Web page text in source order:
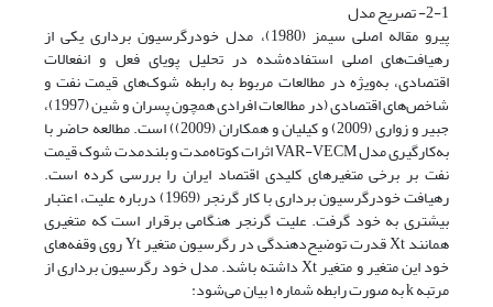
2-1- تصریح مدل
پیرو مقاله اصلی سیمز (1980)، مدل خودرگرسیون برداری یکی از
رهیافت‌های اصلی استفاده‌شده در تحلیل پویای فعل و انفعالات
اقتصادی، به‌ویژه در مطالعات مربوط به رابطه شوک‌های قیمت نفت و
شاخص‌های اقتصادی (در مطالعات افرادی همچون پسران و شین (1997)،
جبیر و زواری (2009) و کیلیان و همکاران (2009)) است. مطالعه حاضر با
به‌کارگیری مدل VAR-VECM اثرات کوتاه‌مدت و بلندمدت شوک قیمت
نفت بر برخی متغیر‌های کلیدی اقتصاد ایران را بررسی کرده است.
رهیافت خودرگرسیون برداری با کار گرنجر (1969) درباره علیت، اعتبار
بیشتری به خود گرفت. علیت گرنجر هنگامی برقرار است که متغیری
همانند Xt قدرت توضیح‌دهندگی در رگرسیون متغیر Yt روی وقفه‌های
خود این متغیر و متغیر Xt داشته باشد. مدل خود رگرسیون برداری از
مرتبه k به صورت رابطه شماره ۱ بیان می‌شود: